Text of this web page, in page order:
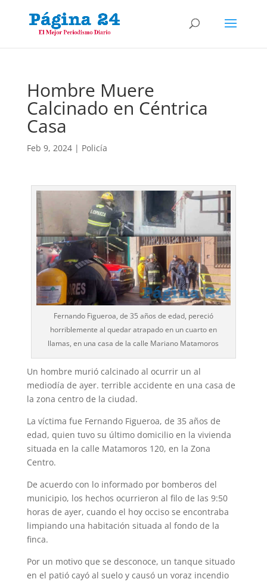
Hombre Muere
Calcinado en Céntrica
Casa
Feb 9, 2024| Policía
Fernando Figueroa, de 35 años de edad, pereció
horriblemente al quedar atrapado en un cuarto en
llamas, en una casa de la calle Mariano Matamoros
Un hombre murió calcinado al ocurrir un al
mediodía de ayer. terrible accidente en una casa de
la zona centro de la ciudad.
La víctima fue Fernando Figueroa, de 35 años de
edad, quien tuvo su último domicilio en la vivienda
situada en la calle Matamoros 120, en la Zona
Centro.
De acuerdo con lo informado por bomberos del
municipio, los hechos ocurrieron al filo de las 9:50
horas de ayer, cuando el hoy occiso se encontraba
limpiando una habitación situada al fondo de la
finca.
Por un motivo que se desconoce, un tanque situado
en el patió cayó al suelo y causó un voraz incendio